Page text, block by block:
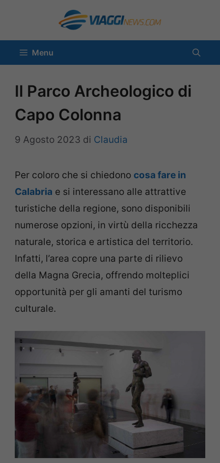
contenuto
Menu
Il Parco Archeologico di
Capo Colonna
9 Agosto 2023 di Claudia
Per coloro che si chiedono cosa fare in
Calabria e si interessano alle attrattive
turistiche della regione, sono disponibili
numerose opzioni, in virtù della ricchezza
naturale, storica e artistica del territorio.
Infatti, l’area copre una parte di rilievo
della Magna Grecia, offrendo molteplici
opportunità per gli amanti del turismo
culturale.